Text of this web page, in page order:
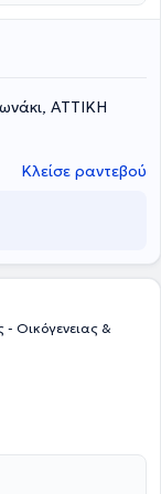
τις ευτυχέστερες
«αλλάΖουμε
ΑΤΤΙΚΗ
Κλείσε ραντεβού
- Οικόγενειας &